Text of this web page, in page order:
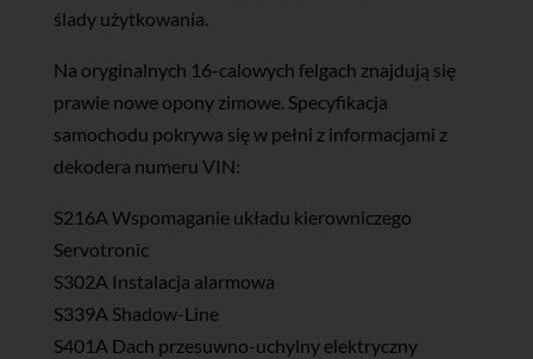
ślady użytkowania.
Na oryginalnych 16-calowych felgach znajdują się
prawie nowe opony zimowe. Specyfikacja
samochodu pokrywa się w pełni z informacjami z
dekodera numeru VIN:
S216A Wspomaganie układu kierowniczego
Servotronic
S302A Instalacja alarmowa
S339A Shadow-Line
S401A Dach przesuwno-uchylny elektryczny